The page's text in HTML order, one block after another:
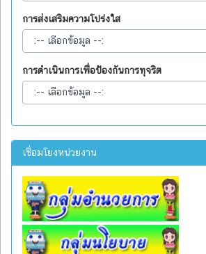
การส่งเสริมความโปร่งใส
การดำเนินการเพื่อป้องกันการทุจริต
เชื่อมโยงหน่วยงาน